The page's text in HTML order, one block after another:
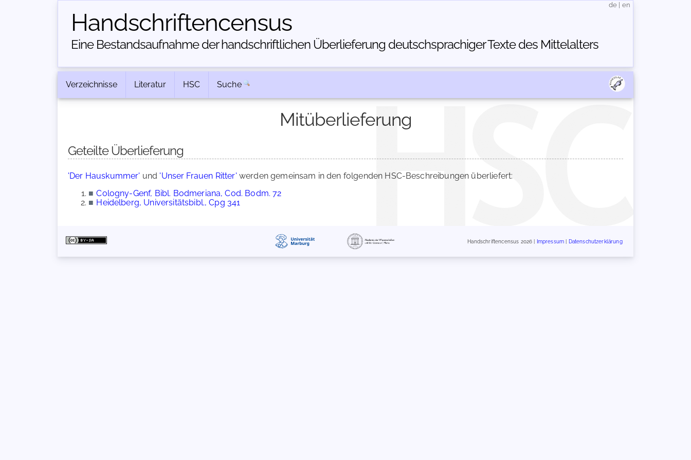
Handschriften­census
Eine Bestandsaufnahme der handschriftlichen Über­lieferung deutschsprachiger Texte des Mittelalters
de en
Verzeichnisse Literatur HSC Suche
Mitüberlieferung
Geteilte Überlieferung
'Der Hauskummer' und 'Unser Frauen Ritter' werden gemeinsam in den folgenden HSC-Beschreibungen überliefert:
■ Cologny-Genf, Bibl. Bodmeriana, Cod. Bodm. 72
■ Heidelberg, Universitätsbibl., Cpg 341
Handschriftencensus 2026 | Impressum Datenschutzerklärung